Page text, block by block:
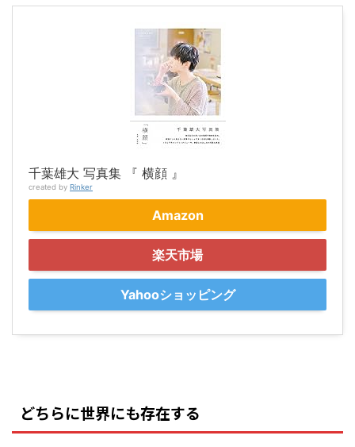
千葉雄大 写真集 『 横顔 』
created by Rinker
Amazon
楽天市場
Yahooショッピング
どちらに世界にも存在する